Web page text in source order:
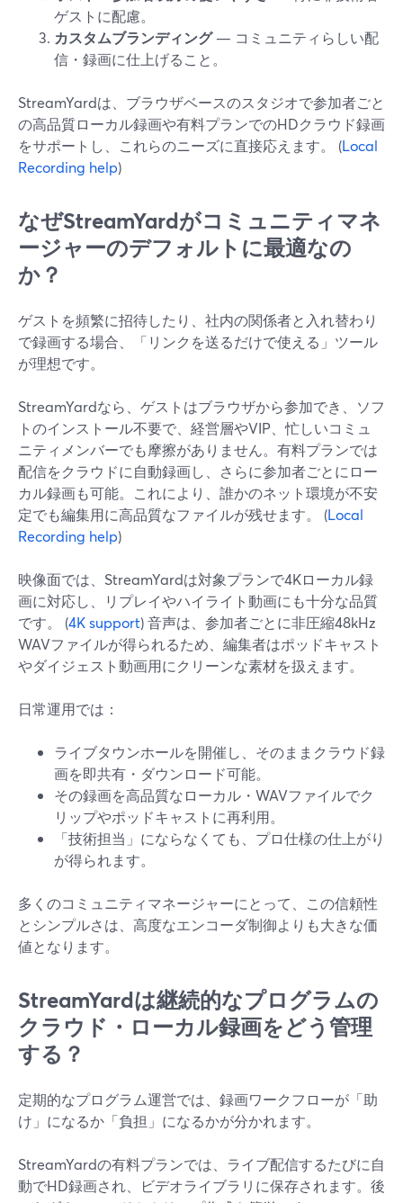
ゲストに配慮。
カスタムブランディング— コミュニティらしい配
信・録画に仕上げること。
StreamYardは、ブラウザベースのスタジオで参加者ごと
の高品質ローカル録画や有料プランでのHDクラウド録画
をサポートし、これらのニーズに直接応えます。 (Local
Recording help)
なぜStreamYardがコミュニティマネ
ージャーのデフォルトに最適なの
か？
ゲストを頻繁に招待したり、社内の関係者と入れ替わり
で録画する場合、「リンクを送るだけで使える」ツール
が理想です。
StreamYardなら、ゲストはブラウザから参加でき、ソフ
トのインストール不要で、経営層やVIP、忙しいコミュ
ニティメンバーでも摩擦がありません。有料プランでは
配信をクラウドに自動録画し、さらに参加者ごとにロー
カル録画も可能。これにより、誰かのネット環境が不安
定でも編集用に高品質なファイルが残せます。 (Local
Recording help)
映像面では、StreamYardは対象プランで4Kローカル録
画に対応し、リプレイやハイライト動画にも十分な品質
です。 (4K support) 音声は、参加者ごとに非圧縮48kHz
WAVファイルが得られるため、編集者はポッドキャスト
やダイジェスト動画用にクリーンな素材を扱えます。
日常運用では：
ライブタウンホールを開催し、そのままクラウド録
画を即共有・ダウンロード可能。
その録画を高品質なローカル・WAVファイルでク
リップやポッドキャストに再利用。
「技術担当」にならなくても、プロ仕様の仕上がり
が得られます。
多くのコミュニティマネージャーにとって、この信頼性
とシンプルさは、高度なエンコーダ制御よりも大きな価
値となります。
StreamYardは継続的なプログラムの
クラウド・ローカル録画をどう管理
する？
定期的なプログラム運営では、録画ワークフローが「助
け」になるか「負担」になるかが分かれます。
StreamYardの有料プランでは、ライブ配信するたびに自
動でHD録画され、ビデオライブラリに保存されます。後